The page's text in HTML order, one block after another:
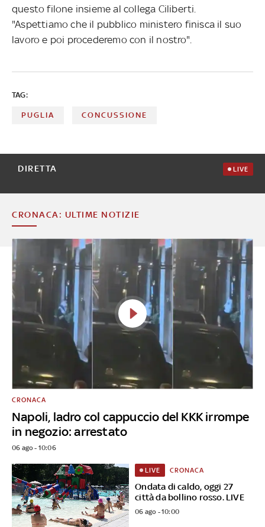
questo filone insieme al collega Ciliberti.
"Aspettiamo che il pubblico ministero finisca il suo
lavoro e poi procederemo con il nostro".
TAG:
PUGLIA CONCUSSIONE
DIRETTA LIVE
CRONACA: ULTIME NOTIZIE
Napoli, ladro col cappuccio del KKK irrompe
in negozio: arrestato
CRONACA
06 ago - 10:06
Ondata di caldo, oggi 27
città da bollino rosso. LIVE
LIVE CRONACA
06 ago - 10:00